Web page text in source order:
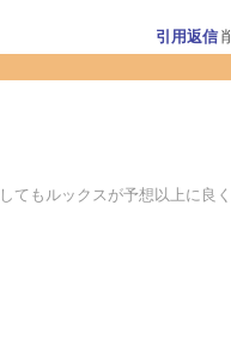
引用返信
もルックスが予想以上に良